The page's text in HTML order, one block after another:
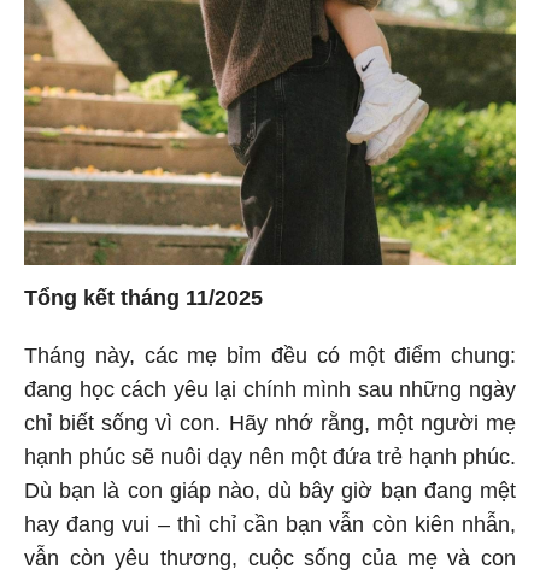
Tổng kết tháng 11/2025
Tháng này, các mẹ bỉm đều có một điểm chung:
đang học cách yêu lại chính mình sau những ngày
chỉ biết sống vì con. Hãy nhớ rằng, một người mẹ
hạnh phúc sẽ nuôi dạy nên một đứa trẻ hạnh phúc.
Dù bạn là con giáp nào, dù bây giờ bạn đang mệt
hay đang vui – thì chỉ cần bạn vẫn còn kiên nhẫn,
vẫn còn yêu thương, cuộc sống của mẹ và con